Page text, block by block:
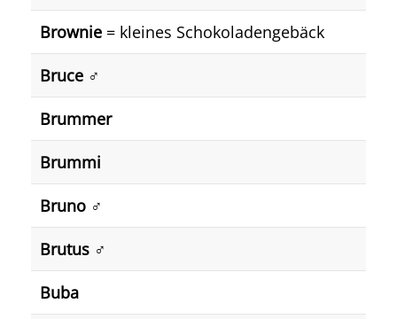
Brownie = kleines Schokoladengebäck
Bruce ♂️
Brummer
Brummi
Bruno ♂️
Brutus ♂️
Buba